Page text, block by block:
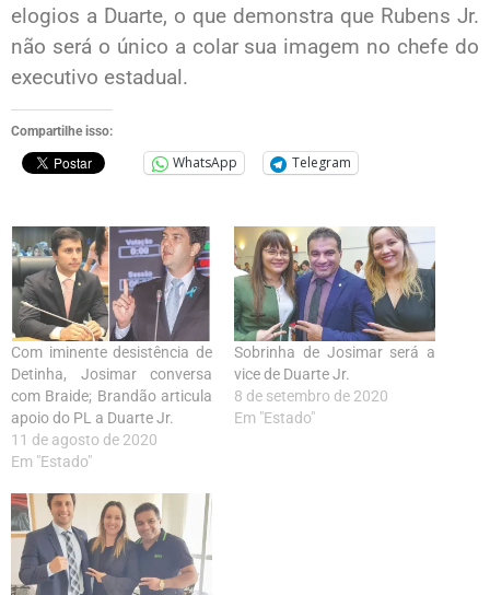
elogios a Duarte, o que demonstra que Rubens Jr.
não será o único a colar sua imagem no chefe do
executivo estadual.
Compartilhe isso:
WhatsApp Telegram
Com iminente desistência de
Detinha, Josimar conversa
com Braide; Brandão articula
apoio do PL a Duarte Jr.
11 de agosto de 2020
Em "Estado"
Sobrinha de Josimar será a
vice de Duarte Jr.
8 de setembro de 2020
Em "Estado"